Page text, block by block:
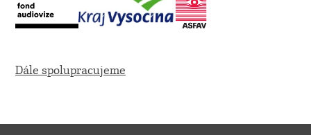
Dále spolupracujeme